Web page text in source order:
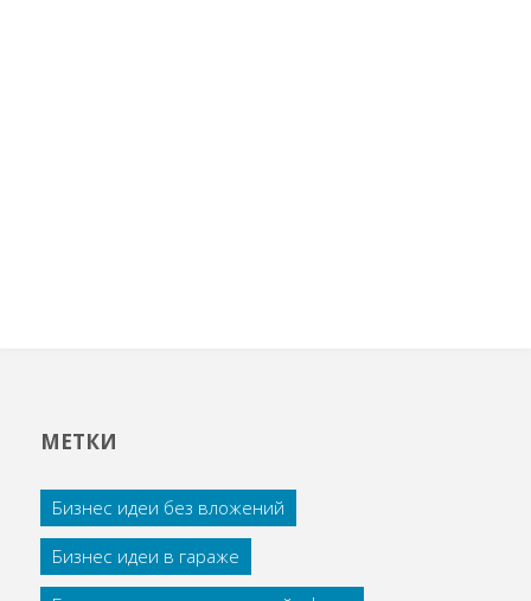
МЕТКИ
Бизнес идеи без вложений
Бизнес идеи в гараже